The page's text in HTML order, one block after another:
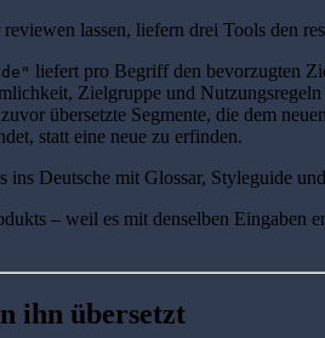
reviewen lassen, liefern drei Tools den
liefert pro Begriff den bevorzugten
Zielgruppe und Nutzungsregeln
übersetzte Segmente, die dem
statt eine neue zu erfinden.
ins Deutsche mit Glossar, Styleguide
– weil es mit denselben
ihn übersetzt